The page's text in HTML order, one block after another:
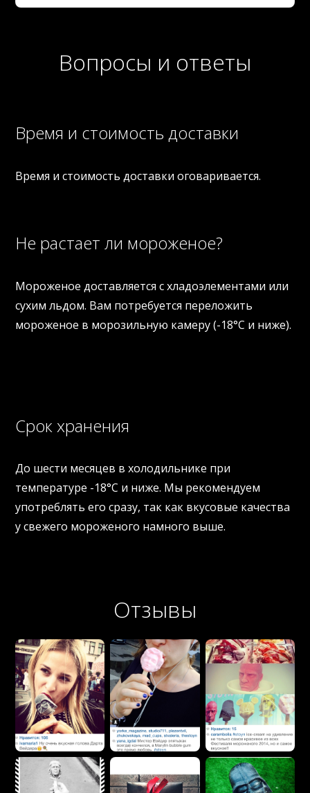
Вопросы и ответы
Время и стоимость доставки
Время и стоимость доставки оговаривается.
Не растает ли мороженое?
Мороженое доставляется с хладоэлементами или
сухим льдом. Вам потребуется переложить
мороженое в морозильную камеру (-18°C и ниже).
Срок хранения
До шести месяцев в холодильнике при
температуре -18°C и ниже. Мы рекомендуем
употреблять его сразу, так как вкусовые качества
у свежего мороженого намного выше.
Отзывы